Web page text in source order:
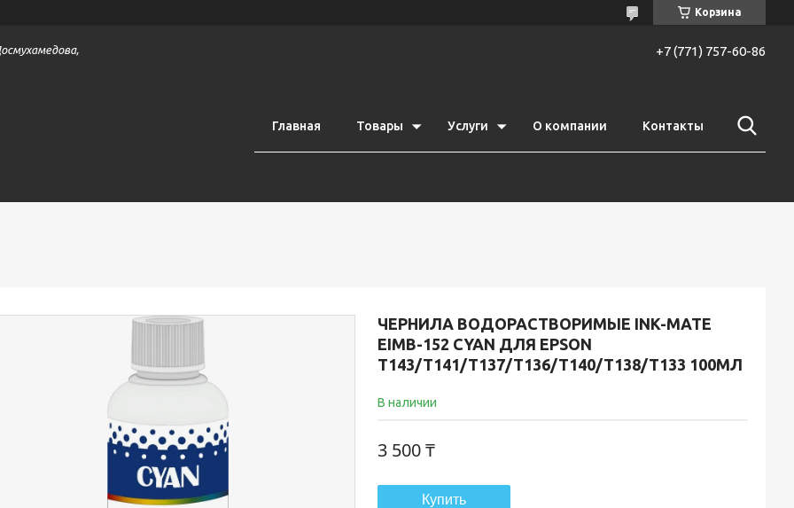
Корзина
+7 (771) 757-60-86
Главная Товары Услуги О компании Контакты
ЧЕРНИЛА ВОДОРАСТВОРИМЫЕ INK-MATE
EIMB-152 CYAN ДЛЯ EPSON
T143/T141/T137/T136/T140/T138/T133 100МЛ
В наличии
3 500 ₸
Купить